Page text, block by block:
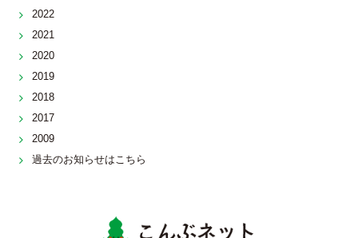
2022
2021
2020
2019
2018
2017
2009
過去のお知らせはこちら